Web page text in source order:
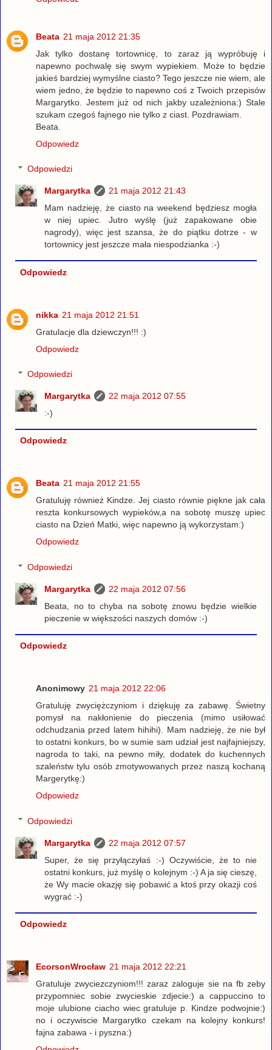
Beata 21 maja 2012 21:35
Jak tylko dostanę tortownicę, to zaraz ją wypróbuję i
napewno pochwalę się swym wypiekiem. Może to będzie
jakieś bardziej wymyślne ciasto? Tego jeszcze nie wiem, ale
wiem jedno, że będzie to napewno coś z Twoich przepisów
Margarytko. Jestem już od nich jakby uzależniona:) Stale
szukam czegoś fajnego nie tylko z ciast. Pozdrawiam.
Beata.
Odpowiedz
Odpowiedzi
Margarytka
21 maja 2012 21:43
Mam nadzieję, że ciasto na weekend będziesz mogła
w niej upiec. Jutro wyślę (już zapakowane obie
nagrody), więc jest szansa, że do piątku dotrze - w
tortownicy jest jeszcze mała niespodzianka :-)
Odpowiedz
nikka 21 maja 2012 21:51
Gratulacje dla dziewczyn!!! :)
Odpowiedz
Odpowiedzi
Margarytka
22 maja 2012 07:55
:-)
Odpowiedz
Beata 21 maja 2012 21:55
Gratuluję również Kindze. Jej ciasto równie piękne jak cała
reszta konkursowych wypieków,a na sobotę muszę upiec
ciasto na Dzień Matki, więc napewno ją wykorzystam:)
Odpowiedz
Odpowiedzi
Margarytka
22 maja 2012 07:56
Beata, no to chyba na sobotę znowu będzie wielkie
pieczenie w większości naszych domów :-)
Odpowiedz
Anonimowy 21 maja 2012 22:06
Gratuluję zwyciężczyniom i dziękuję za zabawę. Świetny
pomysł na nakłonienie do pieczenia (mimo usiłować
odchudzania przed latem hihihi). Mam nadzieję, że nie był
to ostatni konkurs, bo w sumie sam udział jest najfajniejszy,
nagroda to taki, na pewno miły, dodatek do kuchennych
szaleństw tylu osób zmotywowanych przez naszą kochaną
Margerytkę:)
Odpowiedz
Odpowiedzi
Margarytka
22 maja 2012 07:57
Super, że się przyłączyłaś :-) Oczywiście, że to nie
ostatni konkurs, już myślę o kolejnym :-) A ja się cieszę,
że Wy macie okazję się pobawić a ktoś przy okazji coś
wygrać :-)
Odpowiedz
EcorsonWrocław 21 maja 2012 22:21
Gratuluje zwyciezczyniom!!! zaraz zaloguje sie na fb zeby
przypomniec sobie zwycieskie zdjecie:) a cappuccino to
moje ulubione ciacho wiec gratuluje p. Kindze podwojnie:)
no i oczywiscie Margarytko czekam na kolejny konkurs!
fajna zabawa - i pyszna:)